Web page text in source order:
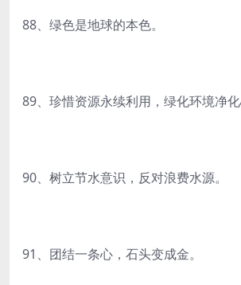
88、绿色是地球的本色。
89、珍惜资源永续利用，绿化环境净化
90、树立节水意识，反对浪费水源。
91、团结一条心，石头变成金。